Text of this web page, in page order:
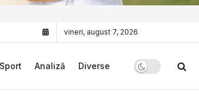
vineri, august 7, 2026
Sport Analiză Diverse